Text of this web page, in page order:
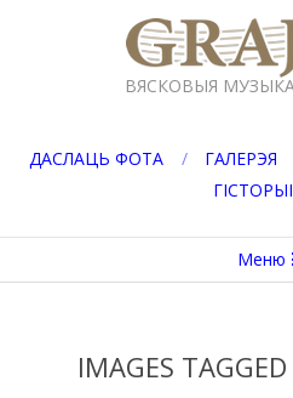
GRAJ.BY
ВЯСКОВЫЯ
ДАСЛАЦЬ ФОТА ГАЛЕРЭЯ
ГІСТОРЫІ
меню
Меню
IMAGES